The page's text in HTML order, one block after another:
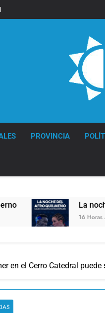
PROVINCIA
La noche del Afro
16 Horas Atrás
en el Cerro Catedral